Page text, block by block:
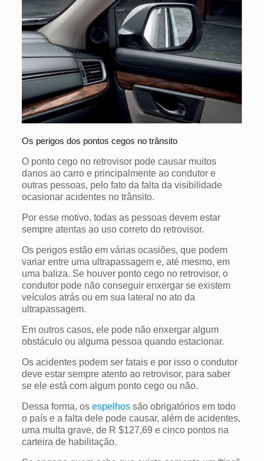
Os perigos dos pontos cegos no trânsito
O ponto cego no retrovisor pode causar muitos
danos ao carro e principalmente ao condutor e
outras pessoas, pelo fato da falta da visibilidade
ocasionar acidentes no trânsito.
Por esse motivo, todas as pessoas devem estar
sempre atentas ao uso correto do retrovisor.
Os perigos estão em várias ocasiões, que podem
variar entre uma ultrapassagem e, até mesmo, em
uma baliza. Se houver ponto cego no retrovisor, o
condutor pode não conseguir enxergar se existem
veículos atrás ou em sua lateral no ato da
ultrapassagem.
Em outros casos, ele pode não enxergar algum
obstáculo ou alguma pessoa quando estacionar.
Os acidentes podem ser fatais e por isso o condutor
deve estar sempre atento ao retrovisor, para saber
se ele está com algum ponto cego ou não.
Dessa forma, os espelhossão obrigatórios em todo
o país e a falta dele pode causar, além de acidentes,
uma multa grave, de R $127,69 e cinco pontos na
carteira de habilitação.